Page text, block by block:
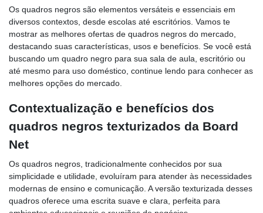
Os quadros negros são elementos versáteis e essenciais em
diversos contextos, desde escolas até escritórios. Vamos te
mostrar as melhores ofertas de quadros negros do mercado,
destacando suas características, usos e benefícios. Se você está
buscando um quadro negro para sua sala de aula, escritório ou
até mesmo para uso doméstico, continue lendo para conhecer as
melhores opções do mercado.
Contextualização e benefícios dos
quadros negros texturizados da Board
Net
Os quadros negros, tradicionalmente conhecidos por sua
simplicidade e utilidade, evoluíram para atender às necessidades
modernas de ensino e comunicação. A versão texturizada desses
quadros oferece uma escrita suave e clara, perfeita para